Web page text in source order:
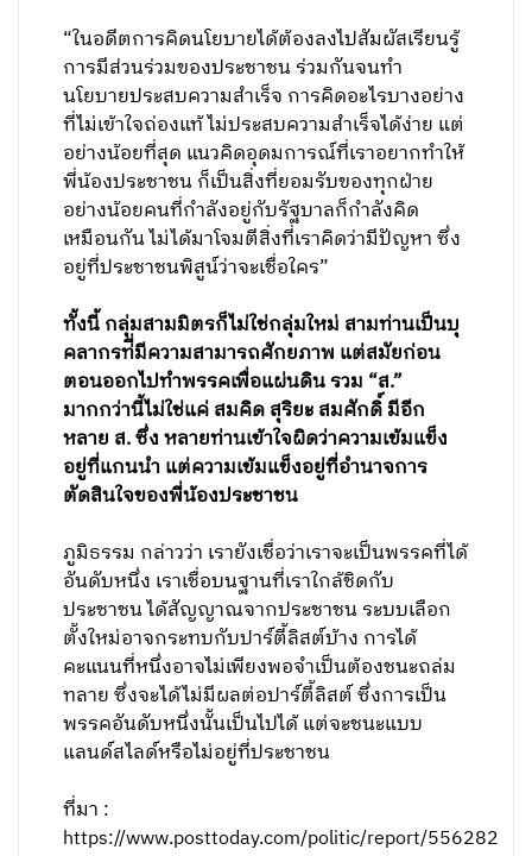
“ในอดีตการคิดนโยบายได้ต้องลงไปสัมผัสเรียนรู้
การมีส่วนร่วมของประชาชน ​ร่วมกันจนทำ
นโยบายประสบความสำเร็จ การคิดอะไรบางอย่าง
ที่ไม่เข้าใจถ่องแท้ ไม่ประสบความสำเร็จได้ง่าย แต่
อย่างน้อยที่สุด แนวคิดอุดมการณ์ที่เราอยากทำให้
พี่น้องประชาชน ก็เป็นสิ่งที่ยอมรับของทุกฝ่าย
อย่างน้อยคนที่กำลังอยู่กับรัฐบาลก็กำลังคิด​
เหมือนกัน ไม่ได้มาโจมตีสิ่งที่เราคิดว่ามีปัญหา ​ซึ่ง
อยู่ที่ประชาชนพิสูน์ว่าจะเชื่อใคร” ​​​​
ทั้งนี้ กลุ่มสามมิตรก็ไม่ใช่กลุ่มใหม่ สามท่านเป็นบุ
คลากรท่ี่มีความสามารถศักยภาพ ​แต่สมัยก่อน
ตอนออกไปทำพรรคเพื่อแผ่นดิน รวม “ส.”
มากกว่านี้ไม่ใช่แค่ สมคิด สุริยะ สมศักดิ์ มีอีก
หลาย ส. ซึ่ง หลายท่านเข้าใจผิดว่าความเข้มแข็ง
อยู่ที่แกนนำ แต่ความเข้มแข็งอยู่ที่อำนาจการ
ตัดสินใจของพี่น้องประชาชน
ภูมิธรรม กล่าวว่า เรายังเชื่อว่าเราจะเป็นพรรคที่ได้
อันดับหนึ่ง เราเชื่อบนฐานที่เราใกล้ชิดกับ
ประชาชน ได้สัญญาณจากประชาชน ระบบเลือก
ตั้งใหม่อาจกระทบกับปาร์ตี้ลิสต์บ้าง การได้
คะแนนที่หนึ่งอาจไม่เพียงพอจำเป็นต้องชนะถล่ม
ทลาย ซึ่งจะได้ไม่มีผลต่อปาร์ตี้ลิสต์ ซึ่งการเป็น
พรรคอันดับหนึ่งนั้นเป็นไปได้ แต่จะชนะแบบ
แลนด์สไลด์หรือไม่อยู่ที่ประชาชน
ที่มา :
https://www.posttoday.com/politic/report/556282